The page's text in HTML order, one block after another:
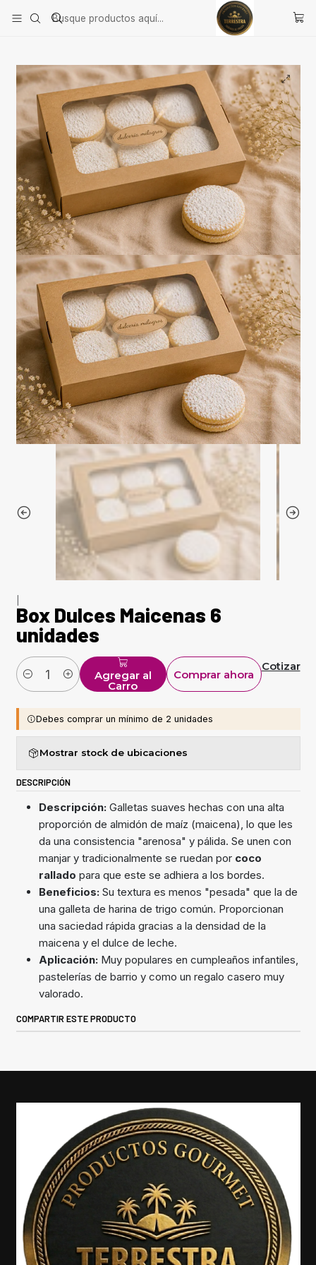
Inicio
Línea Dulces y Pasteles
Box Dulces Maicenas 6 unidades
Box Dulces Maicenas 6
unidades
Cantidad Agregar al
Carro
Comprar ahora
Cotizar
Debes comprar un mínimo de 2 unidades
Mostrar stock de ubicaciones
DESCRIPCIÓN
Descripción:Galletas suaves hechas con una alta
proporción de almidón de maíz (maicena), lo que les
da una consistencia "arenosa" y pálida. Se unen con
manjar y tradicionalmente se ruedan por coco
rallado para que este se adhiera a los bordes.
Beneficios:Su textura es menos "pesada" que la de
una galleta de harina de trigo común. Proporcionan
una saciedad rápida gracias a la densidad de la
maicena y el dulce de leche.
Aplicación:Muy populares en cumpleaños infantiles,
pastelerías de barrio y como un regalo casero muy
valorado.
COMPARTIR ESTE PRODUCTO